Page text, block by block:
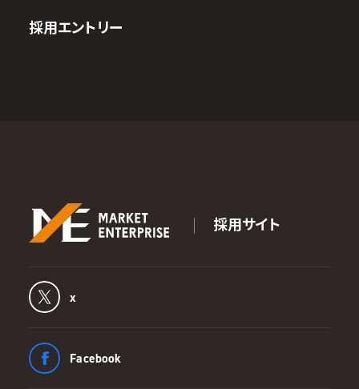
採用サイト
x
Facebook
採用エントリー